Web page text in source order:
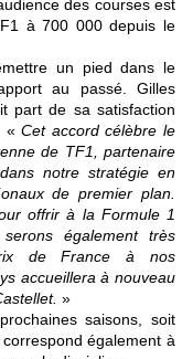
des courses est
à 700 000 depuis le
un pied dans le
au passé. Gilles
part de sa satisfaction
: «Cet accord célèbre le
de TF1, partenaire
notre stratégie en
de premier plan.
offrir à la Formule 1
également très
de France à nos
accueillera à nouveau
»
saisons, soit
également à